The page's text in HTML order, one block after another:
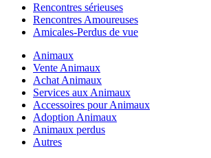
Rencontres sérieuses
Rencontres Amoureuses
Amicales-Perdus de vue
Animaux
Vente Animaux
Achat Animaux
Services aux Animaux
Accessoires pour Animaux
Adoption Animaux
Animaux perdus
Autres